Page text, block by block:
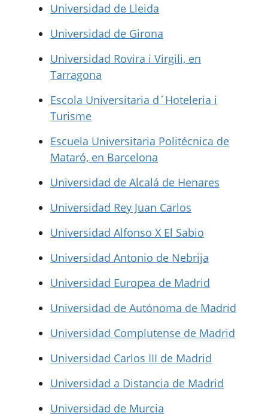
Universidad de Lleida
Universidad de Girona
Universidad Rovira i Virgili, en
Tarragona
Escola Universitaria d´Hoteleria i
Turisme
Escuela Universitaria Politécnica de
Mataró, en Barcelona
Universidad de Alcalá de Henares
Universidad Rey Juan Carlos
Universidad Alfonso X El Sabio
Universidad Antonio de Nebrija
Universidad Europea de Madrid
Universidad de Autónoma de Madrid
Universidad Complutense de Madrid
Universidad Carlos III de Madrid
Universidad a Distancia de Madrid
Universidad de Murcia